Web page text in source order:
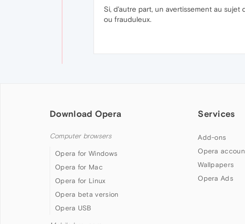
Si, d'autre part, un avertissement au
ou frauduleux.
Download Opera
Computer browsers
Opera for Windows
Opera for Mac
Opera for Linux
Opera beta version
Opera USB
Services
Add-ons
Opera
Wallpapers
Opera Ads